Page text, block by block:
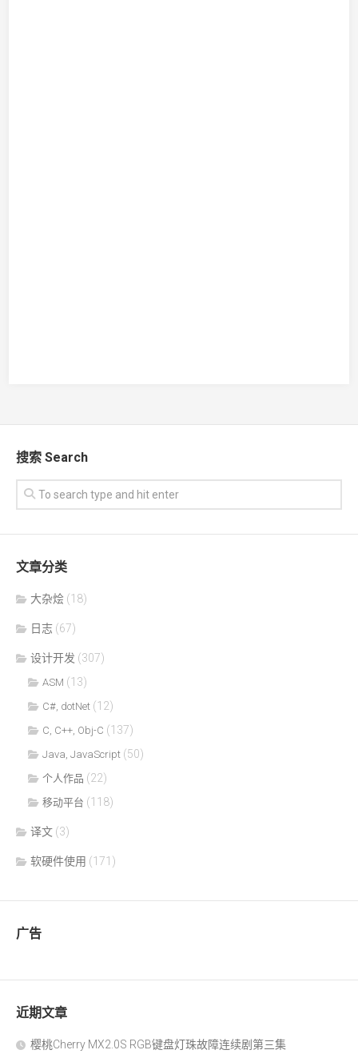
搜索 Search
文章分类
大杂烩 (18)
日志 (67)
设计开发 (307)
ASM (13)
C#, dotNet (12)
C, C++, Obj-C (137)
Java, JavaScript (50)
个人作品 (22)
移动平台 (118)
译文 (3)
软硬件使用 (171)
广告
近期文章
樱桃Cherry MX2.0S RGB键盘灯珠故障连续剧第三集